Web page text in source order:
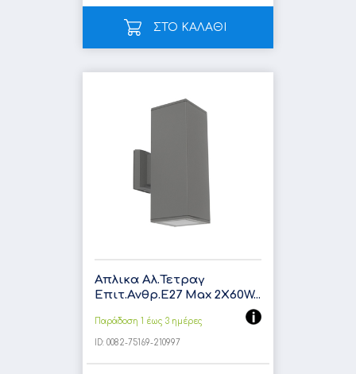
ΣΤΟ ΚΑΛΑΘΙ
Απλικα Αλ.Τετραγ
Επιτ.Ανθρ.E27 Max 2X60W...
Παράδοση 1 έως 3 ημέρες
ID: 0082-75169-210997